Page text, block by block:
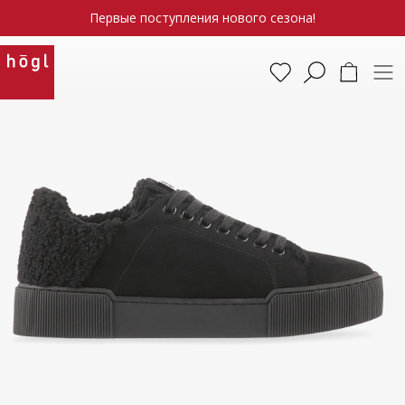
Первые поступления нового сезона!